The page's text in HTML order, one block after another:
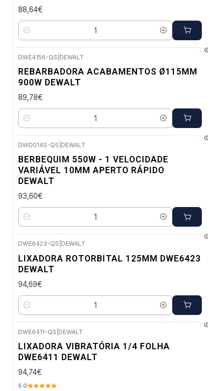
88,64€
Quantidade
DWE4156-QS DEWALT
REBARBADORA ACABAMENTOS Ø115MM
900W DEWALT
89,78€
Quantidade
DWD014S-QS DEWALT
BERBEQUIM 550W - 1 VELOCIDADE
VARIÁVEL 10MM APERTO RÁPIDO
DEWALT
93,60€
Quantidade
DWE6423-QS DEWALT
LIXADORA ROTORBITAL 125MM DWE6423
DEWALT
94,69€
Quantidade
DWE6411-QS DEWALT
LIXADORA VIBRATÓRIA 1/4 FOLHA
DWE6411 DEWALT
94,74€
5.0